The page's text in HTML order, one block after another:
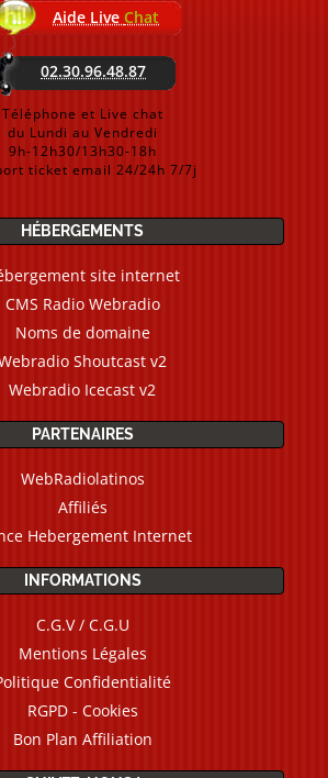
Aide Live Chat
02.30.96.48.87
Téléphone et Live chat
du Lundi au Vendredi
9h-12h30/13h30-18h
ticket email 24/24h 7/7j
HÉBERGEMENTS
site internet
CMS Radio Webradio
Noms de domaine
Shoutcast v2
Webradio Icecast v2
PARTENAIRES
WebRadiolatinos
Affiliés
Hebergement Internet
INFORMATIONS
C.G.V / C.G.U
Mentions Légales
Confidentialité
RGPD - Cookies
Bon Plan Affiliation